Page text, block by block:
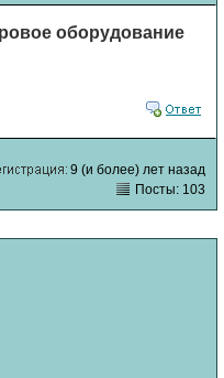
оборудование
9 (и более) лет назад
Посты: 103